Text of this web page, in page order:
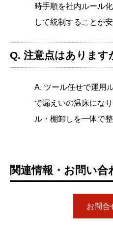
時手順を社内ルール
して統制することが
Q. 注意点はあります
A. ツール任せで運用
で漏えいの温床にな
ル・棚卸しを一体で
関連情報・お問い合
お問合